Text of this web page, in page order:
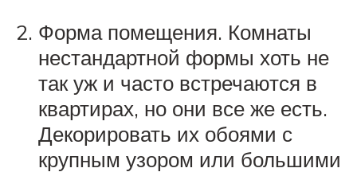
Форма помещения. Комнаты
нестандартной формы хоть не
так уж и часто встречаются в
квартирах, но они все же есть.
Декорировать их обоями с
крупным узором или большими